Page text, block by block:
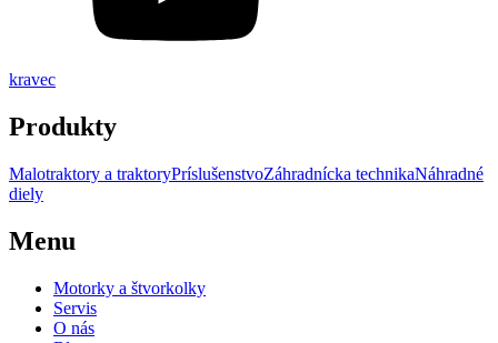
kravec
Produkty
Malotraktory a traktoryPríslušenstvoZáhradnícka technikaNáhradné
diely
Menu
Motorky a štvorkolky
Servis
O nás